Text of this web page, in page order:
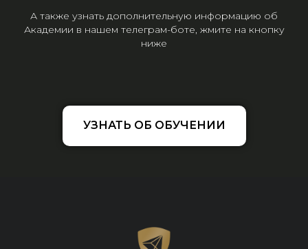
А также узнать дополнительную информацию об
Академии в нашем телеграм-боте, жмите на кнопку
ниже
УЗНАТЬ ОБ ОБУЧЕНИИ